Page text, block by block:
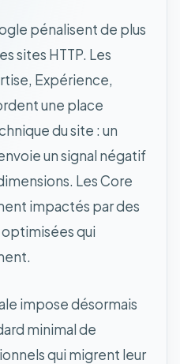
pénalisent de plus
sites HTTP. Les
Expérience,
une place
du site : un
un signal négatif
Les Core
impactés par des
qui
impose désormais
minimal de
qui migrent leur